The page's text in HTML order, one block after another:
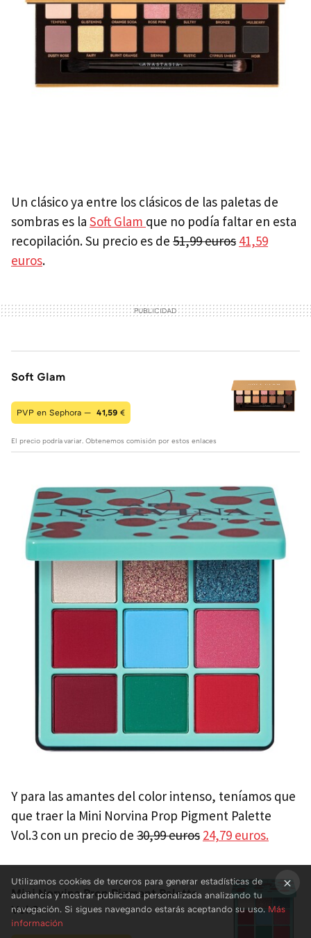
Un clásico ya entre los clásicos de las paletas de
sombras es la Soft Glam que no podía faltar en esta
recopilación. Su precio es de 51,99 euros 41,59
euros.
Soft Glam
PVP en Sephora — 41,59 €
El precio podría variar. Obtenemos comisión por estos enlaces
Y para las amantes del color intenso, teníamos que
que traer la Mini Norvina Prop Pigment Palette
Vol.3 con un precio de 30,99 euros 24,79 euros.
Mini Norvina Prop Pigment Palette
Vol.3
Utilizamos cookies de terceros para generar estadísticas de
audiencia y mostrar publicidad personalizada analizando tu
navegación. Si sigues navegando estarás aceptando su uso. Más
información